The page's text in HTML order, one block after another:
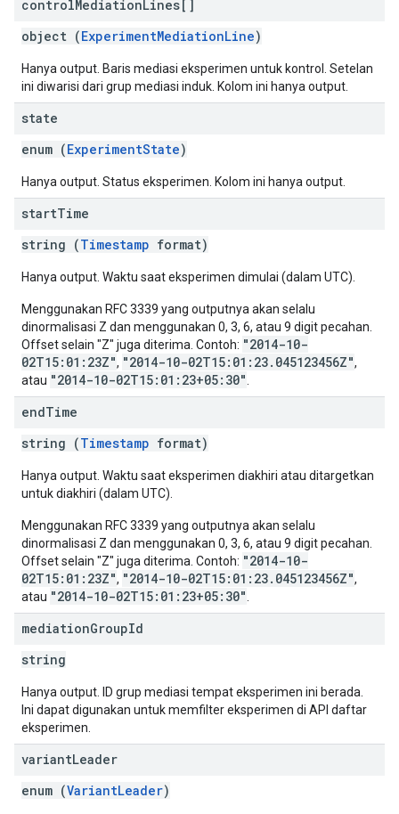
controlMediationLines[]
object (ExperimentMediationLine)
Hanya output. Baris mediasi eksperimen untuk kontrol. Setelan
ini diwarisi dari grup mediasi induk. Kolom ini hanya output.
state
enum (ExperimentState)
Hanya output. Status eksperimen. Kolom ini hanya output.
startTime
string (Timestamp format)
Hanya output. Waktu saat eksperimen dimulai (dalam UTC).
Menggunakan RFC 3339 yang outputnya akan selalu
dinormalisasi Z dan menggunakan 0, 3, 6, atau 9 digit pecahan.
Offset selain "Z" juga diterima. Contoh: "2014-10-
02T15:01:23Z", "2014-10-02T15:01:23.045123456Z",
atau "2014-10-02T15:01:23+05:30"
endTime
string (Timestamp format)
Hanya output. Waktu saat eksperimen diakhiri atau ditargetkan
untuk diakhiri (dalam UTC).
Menggunakan RFC 3339 yang outputnya akan selalu
dinormalisasi Z dan menggunakan 0, 3, 6, atau 9 digit pecahan.
Offset selain "Z" juga diterima. Contoh: "2014-10-
02T15:01:23Z", "2014-10-02T15:01:23.045123456Z",
atau "2014-10-02T15:01:23+05:30"
mediationGroupId
string
Hanya output. ID grup mediasi tempat eksperimen ini berada.
Ini dapat digunakan untuk memfilter eksperimen di API daftar
eksperimen.
variantLeader
enum (VariantLeader)